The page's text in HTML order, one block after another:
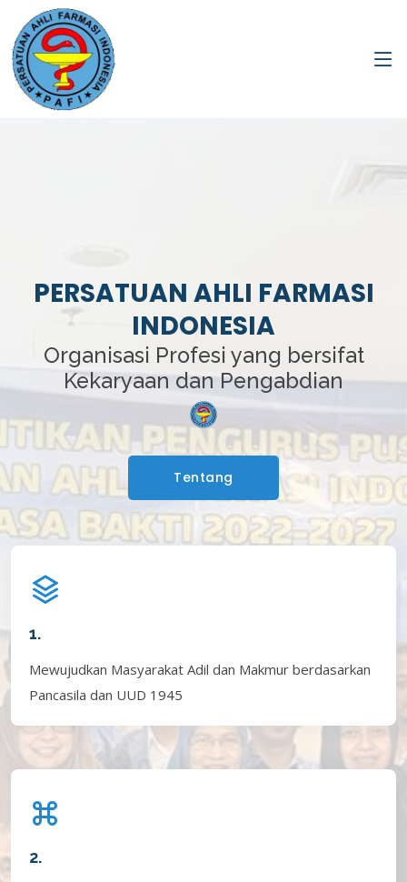
PERSATUAN AHLI FARMASI
INDONESIA
Organisasi Profesi yang bersifat
Kekaryaan dan Pengabdian
Tentang
1.
Mewujudkan Masyarakat Adil dan Makmur berdasarkan
Pancasila dan UUD 1945
2.